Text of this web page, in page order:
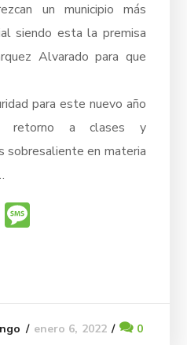
un municipio más
siendo esta la premisa
Alvarado para que
para este nuevo año
retorno a clases y
sobresaliente en materia
WhatsApp
enero 6, 2022 0